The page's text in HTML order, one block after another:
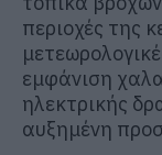
περιοχές της
εμφάνιση
ηλεκτρικής
αυξημένη